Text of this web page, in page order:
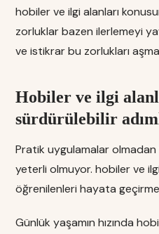
hobiler ve ilgi alanları
zorluklar bazen ilerlemeyi
ve istikrar bu zorlukları
Hobiler ve ilgi
sürdürülebilir
Pratik uygulamalar
yeterli olmuyor. hobiler ve
öğrenilenleri hayata
Günlük yaşamın hızında